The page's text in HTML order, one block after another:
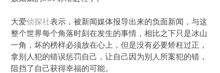
大爱侦探社表示，被新闻媒体报导出来的负面新闻，与这
整个世界每个角落时刻在发生的事情，相比之下只是冰山
一角，坏的榜样必须放在心上，但是没有必要矫枉过正，
拿别人犯的错误惩罚自己，让自己因为别人所案犯的错，
阻挡了自己获得幸福的可能。